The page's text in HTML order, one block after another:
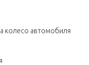
колесо автомобиля